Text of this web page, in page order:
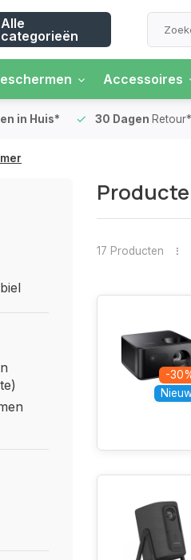
Alle
categorieën
Accessoires
in Huis* 30 Dagen Retour*
17 Producten
-